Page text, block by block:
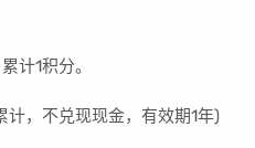
计1积分。
计，不兑现现金，有效期1年)